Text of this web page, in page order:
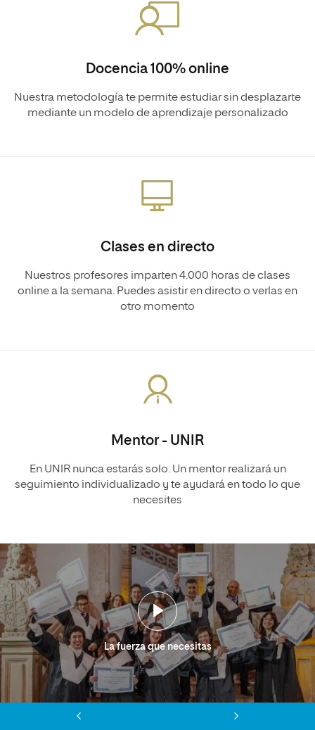
Docencia 100% online
Nuestra metodología te permite estudiar sin desplazarte
mediante un modelo de aprendizaje personalizado
Clases en directo
Nuestros profesores imparten 4.000 horas de clases
online a la semana. Puedes asistir en directo o verlas en
otro momento
Mentor - UNIR
En UNIR nunca estarás solo. Un mentor realizará un
seguimiento individualizado y te ayudará en todo lo que
necesites
La fuerza que necesitas